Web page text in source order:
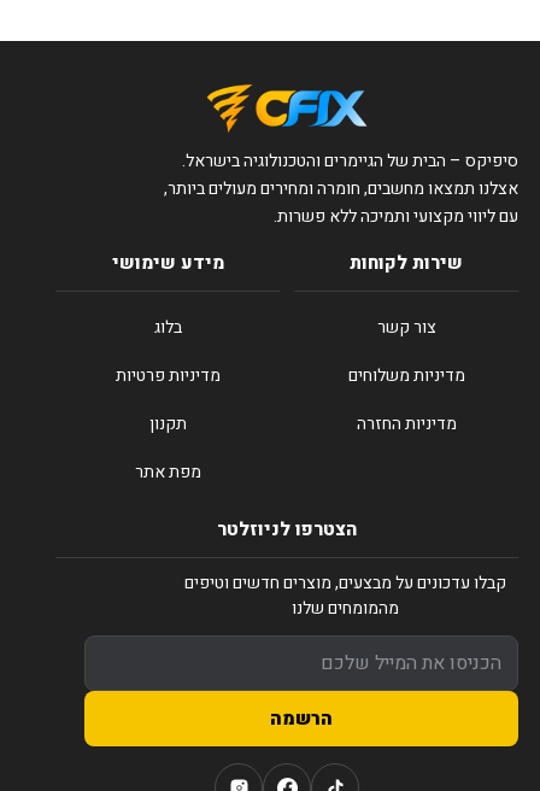
סיפיקס – הבית של הגיימרים והטכנולוגיה בישראל.
אצלנו תמצאו מחשבים, חומרה ומחירים מעולים ביותר,
עם ליווי מקצועי ותמיכה ללא פשרות.
שירות לקוחות
צור קשר
מדיניות משלוחים
מדיניות החזרה
מידע שימושי
בלוג
מדיניות פרטיות
תקנון
מפת אתר
הצטרפו לניוזלטר
קבלו עדכונים על מבצעים, מוצרים חדשים וטיפים
מהמומחים שלנו
הרשמה